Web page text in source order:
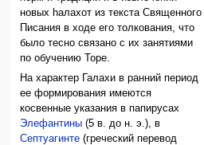
новых hалахот из текста Священного
Писания в ходе его толкования, что
было тесно связано с их занятиями
по обучению Торе.
На характер Галахи в ранний период
ее формирования имеются
косвенные указания в папирусах
Элефантины (5 в. до н. э.), в
Септуагинте (греческий перевод